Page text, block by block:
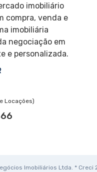
imobiliário
compra, venda e
imobiliária
negociação em
e personalizada.
Locações)
Imobiliários Ltda. * Creci